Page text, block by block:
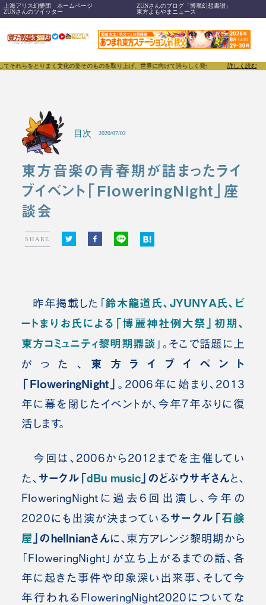
上海アリス幻樂団 ホームページ
ZUNさんのブログ「博麗幻想書譜」
ZUNさんのツイッター
東方よもやまニュース
りまく文化の姿そのものを取り上げ、世界に向けて誇らしく発信することで、東方Project
詳しく読む
目次 2020/07/02
東方音楽の青春期が詰まったライ
ブイベント「FloweringNight」座
談会
SHARE
昨年掲載した「鈴木龍道氏、JYUNYA氏、ビ
ートまりお氏による「博麗神社例大祭」初期、
東方コミュニティ黎明期鼎談 」。そこで話題に上
がった、 東方ライブイベント
「FloweringNight」 。2006年に始まり、2013
年に幕を閉じたイベントが、今年7年ぶりに復
活します。
今回は、2006から2012までを主催してい
た、 サークル「dBu music」のどぶウサギさんと、
FloweringNightに過去6回出演し、今年の
2020にも出演が決まっている サークル「石鹸
屋 」のhellnianさんに、東方アレンジ黎明期から
「FloweringNight」が立ち上がるまでの話、各
年に起きた事件や印象深い出来事、そして今
年行われるFloweringNight2020についてな